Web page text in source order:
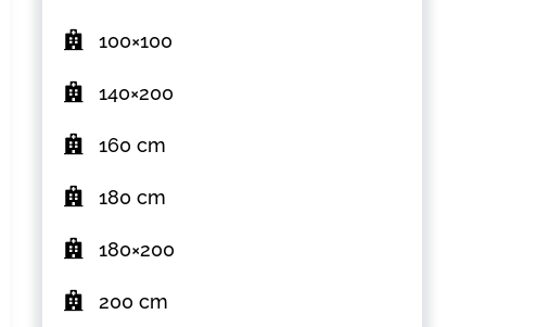
100×100
140×200
160 cm
180 cm
180×200
200 cm